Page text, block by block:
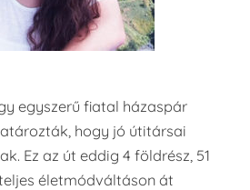
egyszerű fiatal házaspár
hogy jó útitársai
Ez az út eddig 4 földrész, 51
életmódváltáson át